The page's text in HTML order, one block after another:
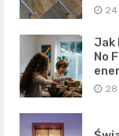
24
Jak
No
28